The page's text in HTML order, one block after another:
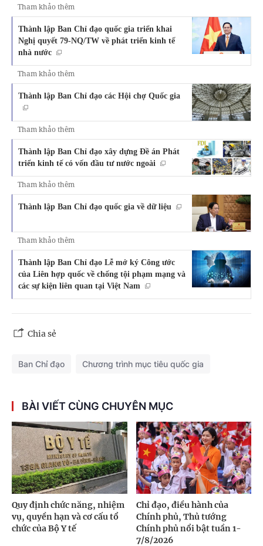
Tham khảo thêm
Thành lập Ban Chỉ đạo quốc gia triển khai
Nghị quyết 79-NQ/TW về phát triển kinh tế
nhà nước
Tham khảo thêm
Thành lập Ban Chỉ đạo các Hội chợ Quốc gia
Tham khảo thêm
Thành lập Ban Chỉ đạo xây dựng Đề án Phát
triển kinh tế có vốn đầu tư nước ngoài
Tham khảo thêm
Thành lập Ban Chỉ đạo quốc gia về dữ liệu
Tham khảo thêm
Thành lập Ban Chỉ đạo Lễ mở ký Công ước
của Liên hợp quốc về chống tội phạm mạng và
các sự kiện liên quan tại Việt Nam
Chia sẻ
Ban Chỉ đạo Chương trình mục tiêu quốc gia
BÀI VIẾT CÙNG CHUYÊN MỤC
Quy định chức năng, nhiệm
vụ, quyền hạn và cơ cấu tổ
chức của Bộ Y tế
Chỉ đạo, điều hành của
Chính phủ, Thủ tướng
Chính phủ nổi bật tuần 1-
7/8/2026